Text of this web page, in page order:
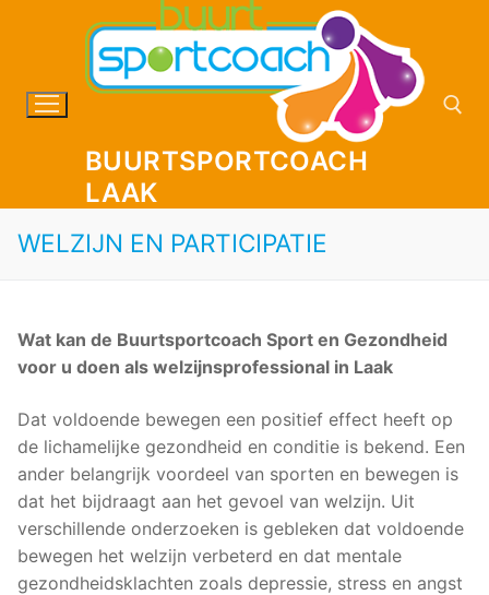
inhoud
BUURTSPORTCOACH
LAAK
WELZIJN EN PARTICIPATIE
Wat kan de Buurtsportcoach Sport en Gezondheid
voor u doen als welzijnsprofessional in Laak
Dat voldoende bewegen een positief effect heeft op
de lichamelijke gezondheid en conditie is bekend. Een
ander belangrijk voordeel van sporten en bewegen is
dat het bijdraagt aan het gevoel van welzijn. Uit
verschillende onderzoeken is gebleken dat voldoende
bewegen het welzijn verbeterd en dat mentale
gezondheidsklachten zoals depressie, stress en angst